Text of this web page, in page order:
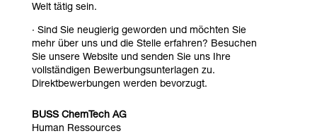
Welt tätig sein.
· Sind Sie neugierig geworden und möchten Sie
mehr über uns und die Stelle erfahren? Besuchen
Sie unsere Website und senden Sie uns Ihre
vollständigen Bewerbungs­unterlagen zu.
Direktbewerbungen werden bevorzugt.
BUSS ChemTech AG
Human Ressources